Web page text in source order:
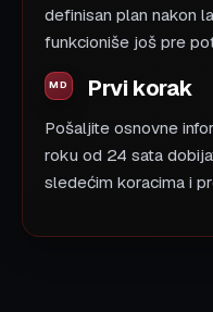
definisan plan nakon
funkcioniše još pre
Prvi korak
Pošaljite osnovne
roku od 24 sata
sledećim koracima i